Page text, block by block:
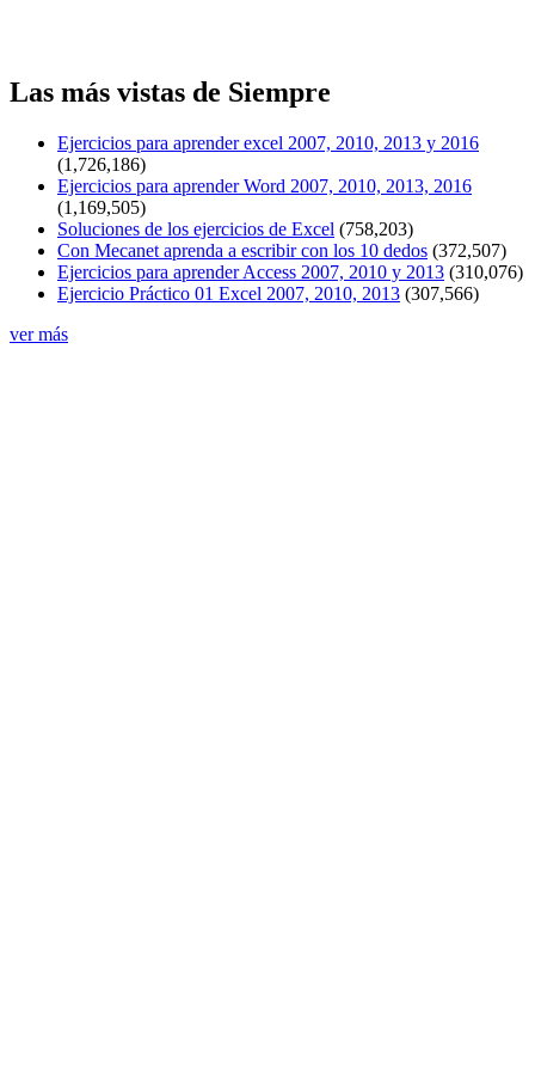
Las más vistas de Siempre
Ejercicios para aprender excel 2007, 2010, 2013 y 2016
(1,726,186)
Ejercicios para aprender Word 2007, 2010, 2013, 2016
(1,169,505)
Soluciones de los ejercicios de Excel (758,203)
Con Mecanet aprenda a escribir con los 10 dedos (372,507)
Ejercicios para aprender Access 2007, 2010 y 2013 (310,076)
Ejercicio Práctico 01 Excel 2007, 2010, 2013 (307,566)
ver más